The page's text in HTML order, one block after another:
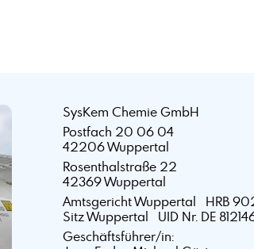
SysKem Chemie GmbH
Postfach 20 06 04
42206 Wuppertal
Rosenthalstraße 22
42369 Wuppertal
Amtsgericht Wuppertal HRB
Sitz Wuppertal UID Nr. DE
Geschäftsführer/in: